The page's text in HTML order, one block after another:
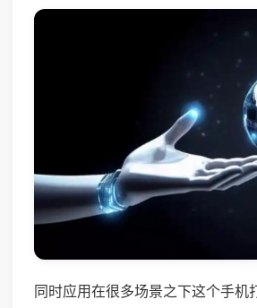
同时应用在很多场景之下这个手机